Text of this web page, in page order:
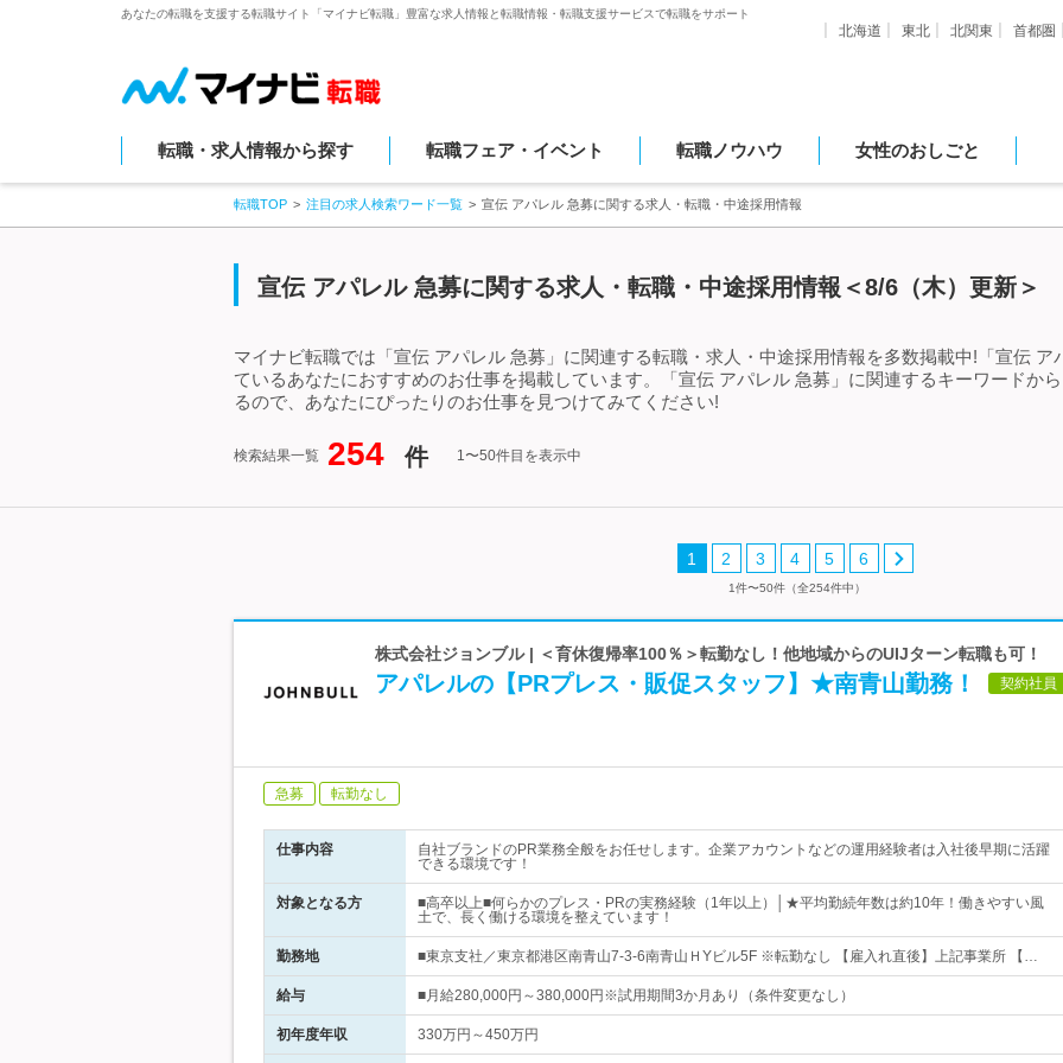
あなたの転職を支援する転職サイト「マイナビ転職」豊富な求人情報と転職情報・転職支援サービスで転職をサポート
北海道 東北 北関東 首都圏
転職・求人情報から探す 転職フェア・イベント 転職ノウハウ 女性のおしごと
転職TOP 注目の求人検索ワード一覧 宣伝 アパレル 急募に関する求人・転職・中途採用情報
宣伝 アパレル 急募に関する求人・転職・中途採用情報＜8/6（木）更新＞
マイナビ転職では「宣伝 アパレル 急募」に関連する転職・求人・中途採用情報を多数掲載中!「宣伝
ているあなたにおすすめのお仕事を掲載しています。「宣伝 アパレル 急募」に関連するキーワードか
るので、あなたにぴったりのお仕事を見つけてみてください!
検索結果一覧 254 件 1〜50件目を表示中
1 2 3 4 5 6
1件〜50件（全254件中）
株式会社ジョンブル | ＜育休復帰率100％＞転勤なし！他地域からのUIJターン転職も可！
アパレルの【PRプレス・販促スタッフ】★南青山勤務！ 契約社員
急募 転勤なし
仕事内容
自社ブランドのPR業務全般をお任せします。企業アカウントなどの運用経験者は入社後早期に活躍
できる環境です！
対象となる方
■高卒以上■何らかのプレス・PRの実務経験（1年以上）│★平均勤続年数は約10年！働きやすい風
土で、長く働ける環境を整えています！
勤務地 ■東京支社／東京都港区南青山7-3-6南青山ＨYビル5F ※転勤なし 【雇入れ直後】上記事業所 【…
給与 ■月給280,000円～380,000円※試用期間3か月あり（条件変更なし）
初年度年収 330万円～450万円